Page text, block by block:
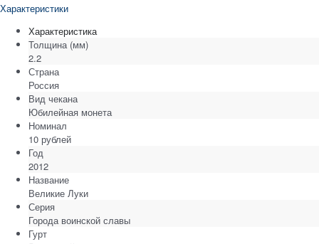
Характеристики
Характеристика
Толщина (мм)
2.2
Страна
Россия
Вид чекана
Юбилейная монета
Номинал
10 рублей
Год
2012
Название
Великие Луки
Серия
Города воинской славы
Гурт